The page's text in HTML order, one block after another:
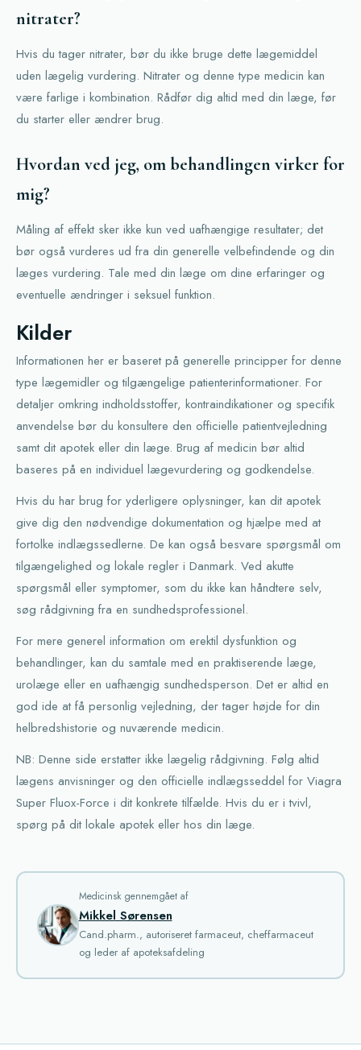
nitrater?
Hvis du tager nitrater, bør du ikke bruge dette lægemiddel
uden lægelig vurdering. Nitrater og denne type medicin kan
være farlige i kombination. Rådfør dig altid med din læge, før
du starter eller ændrer brug.
Hvordan ved jeg, om behandlingen virker for
mig?
Måling af effekt sker ikke kun ved uafhængige resultater; det
bør også vurderes ud fra din generelle velbefindende og din
læges vurdering. Tale med din læge om dine erfaringer og
eventuelle ændringer i seksuel funktion.
Kilder
Informationen her er baseret på generelle principper for denne
type lægemidler og tilgængelige patienter­informationer. For
detaljer omkring indholdsstoffer, kontraindikationer og specifik
anvendelse bør du konsultere den officielle patientvejledning
samt dit apotek eller din læge. Brug af medicin bør altid
baseres på en individuel lægevurdering og godkendelse.
Hvis du har brug for yderligere oplysninger, kan dit apotek
give dig den nødvendige dokumentation og hjælpe med at
fortolke indlægssedlerne. De kan også besvare spørgsmål om
tilgængelighed og lokale regler i Danmark. Ved akutte
spørgsmål eller symptomer, som du ikke kan håndtere selv,
søg rådgivning fra en sundhedsprofessionel.
For mere generel information om erektil dysfunktion og
behandlinger, kan du samtale med en praktiserende læge,
urolæge eller en uafhængig sundhedsperson. Det er altid en
god ide at få personlig vejledning, der tager højde for din
helbredshistorie og nuværende medicin.
NB: Denne side erstatter ikke lægelig rådgivning. Følg altid
lægens anvisninger og den officielle indlægsseddel for Viagra
Super Fluox-Force i dit konkrete tilfælde. Hvis du er i tvivl,
spørg på dit lokale apotek eller hos din læge.
Medicinsk gennemgået af
Mikkel Sørensen
Cand.pharm., autoriseret farmaceut, cheffarmaceut
og leder af apoteksafdeling